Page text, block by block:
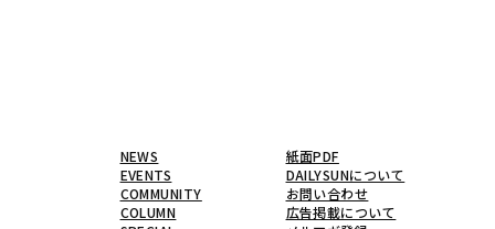
NEWS
EVENTS
COMMUNITY
COLUMN
紙面PDF
DAILYSUNについて
お問い合わせ
広告掲載について